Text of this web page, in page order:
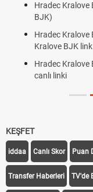
Hradec Kralove
BJK)
Hradec Kralove
Kralove BJK link
Hradec Kralove
canlı linki
KEŞFET
iddaa Canlı Skor Puan
Transfer Haberleri TV'de